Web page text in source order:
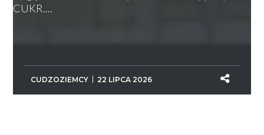
CUKR....
CUDZOZIEMCY 22 LIPCA 2026